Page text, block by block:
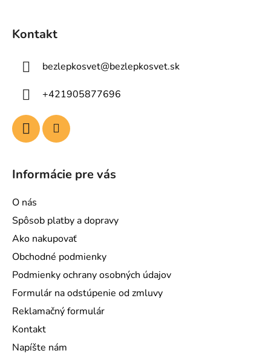
Kontakt
bezlepkosvet@bezlepkosvet.sk
+421905877696
Informácie pre vás
O nás
Spôsob platby a dopravy
Ako nakupovať
Obchodné podmienky
Podmienky ochrany osobných údajov
Formulár na odstúpenie od zmluvy
Reklamačný formulár
Kontakt
Napíšte nám